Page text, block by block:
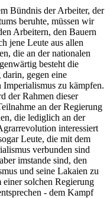
Bündnis der Arbeiter, der
beruhte, müssen wir
Arbeitern, den Bauern
jene Leute aus allen
die an der nationalen
besteht die
gegen eine
zu kämpfen.
der Rahmen dieser
an der Regierung
die lediglich an der
interessiert
Leute, die mit dem
verbunden sind
imstande sind, den
und seine Lakaien zu
solchen Regierung
- dem Kampf